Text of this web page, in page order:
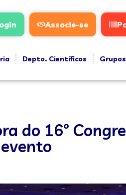
Associe-se
Depto. Científicos
do 16º